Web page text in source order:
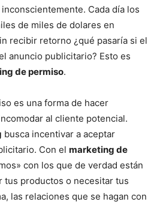
Cada día los
de miles de dolares en
recibir retorno ¿qué pasaría si el
anuncio publicitario? Esto es
de permiso.
es una forma de hacer
al cliente potencial.
busca incentivar a aceptar
Con el marketing de
con los que de verdad están
tus productos o necesitar tus
las relaciones que se hagan con